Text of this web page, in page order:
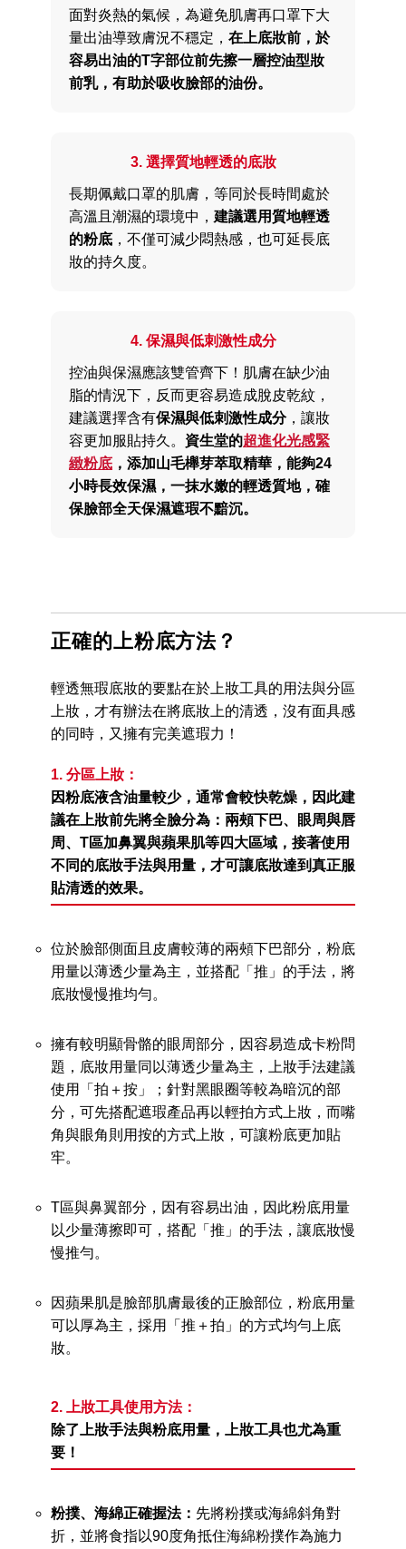
面對炎熱的氣候，為避免肌膚再口罩下大
量出油導致膚況不穩定， 在上底妝前，於
容易出油的T字部位前先擦一層控油型妝
前乳，有助於吸收臉部的油份。
3. 選擇質地輕透的底妝
長期佩戴口罩的肌膚，等同於長時間處於
高溫且潮濕的環境中， 建議選用質地輕透
的粉底 ，不僅可減少悶熱感，也可延長底
妝的持久度。
4. 保濕與低刺激性成分
控油與保濕應該雙管齊下！肌膚在缺少油
脂的情況下，反而更容易造成脫皮乾紋，
建議選擇含有保濕與低刺激性成分，讓妝
容更加服貼持久。 資生堂的超進化光感緊
緻粉底 ，添加山毛櫸芽萃取精華，能夠24
小時長效保濕，一抹水嫩的輕透質地，確
保臉部全天保濕遮瑕不黯沉。
正確的上粉底方法？
輕透無瑕底妝的要點在於上妝工具的用法與分區
上妝，才有辦法在將底妝上的清透，沒有面具感
的同時，又擁有完美遮瑕力！
1. 分區上妝：
因粉底液含油量較少，通常會較快乾燥，因此建
議在上妝前先將全臉分為：兩頰下巴、眼周與唇
周、T區加鼻翼與蘋果肌等四大區域，接著使用
不同的底妝手法與用量，才可讓底妝達到真正服
貼清透的效果。
位於臉部側面且皮膚較薄的兩頰下巴部分，粉底
用量以薄透少量為主，並搭配「推」的手法，將
底妝慢慢推均勻。
擁有較明顯骨骼的眼周部分，因容易造成卡粉問
題，底妝用量同以薄透少量為主，上妝手法建議
使用「拍＋按」；針對黑眼圈等較為暗沉的部
分，可先搭配遮瑕產品再以輕拍方式上妝，而嘴
角與眼角則用按的方式上妝，可讓粉底更加貼
牢。
T區與鼻翼部分，因有容易出油，因此粉底用量
以少量薄擦即可，搭配「推」的手法，讓底妝慢
慢推勻。
因蘋果肌是臉部肌膚最後的正臉部位，粉底用量
可以厚為主，採用「推＋拍」的方式均勻上底
妝。
2. 上妝工具使用方法：
除了上妝手法與粉底用量，上妝工具也尤為重
要！
粉撲、海綿正確握法： 先將粉撲或海綿斜角對
折，並將食指以90度角抵住海綿粉撲作為施力